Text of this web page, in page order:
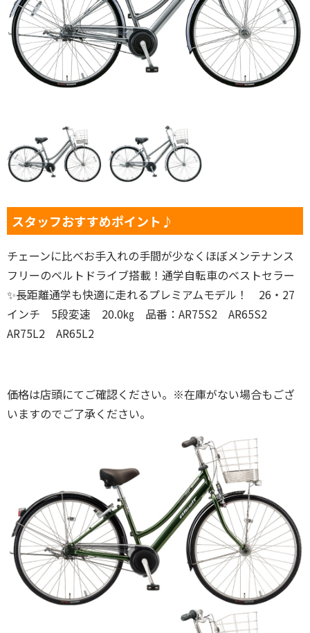
スタッフおすすめポイント♪
チェーンに比べお手入れの手間が少なくほぼメンテナンス
フリーのベルトドライブ搭載！通学自転車のベストセラー
✨長距離通学も快適に走れるプレミアムモデル！ 26・27
インチ 5段変速 20.0㎏ 品番：AR75S2 AR65S2
AR75L2 AR65L2
価格は店頭にてご確認ください。※在庫がない場合もござ
いますのでご了承ください。